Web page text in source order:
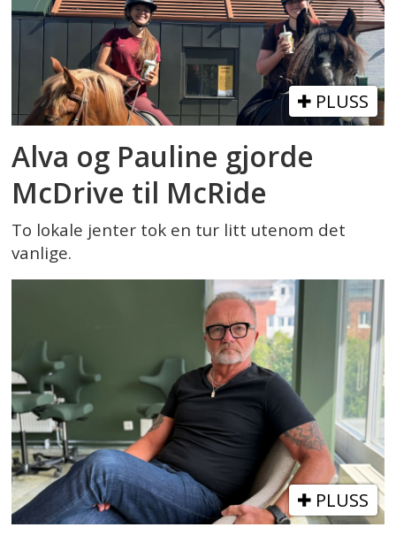
PLUSS
Alva og Pauline gjorde
McDrive til McRide
To lokale jenter tok en tur litt utenom det
vanlige.
PLUSS